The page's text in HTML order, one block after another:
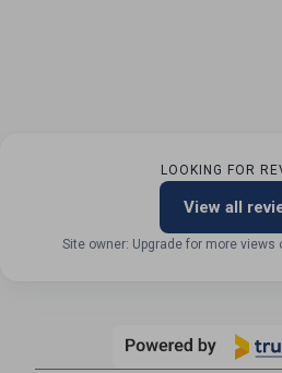
LOOKING FOR
View all
Site owner: Upgrade for more